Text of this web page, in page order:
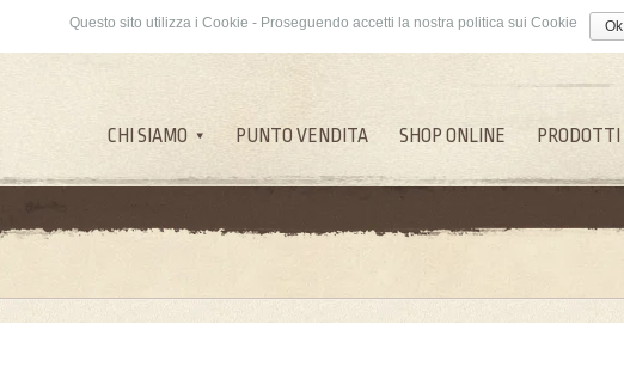
CHI SIAMO PUNTO VENDITA SHOP ONLINE PRODOTTI
Questo sito utilizza i Cookie - Proseguendo accetti la nostra politica sui Cookie Ok